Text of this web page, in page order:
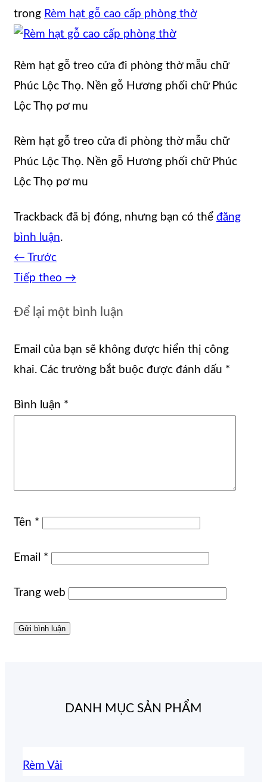
trong Rèm hạt gỗ cao cấp phòng thờ
Rèm hạt gỗ treo cửa đi phòng thờ mẫu chữ
Phúc Lộc Thọ. Nền gỗ Hương phối chữ Phúc
Lộc Thọ pơ mu
Rèm hạt gỗ treo cửa đi phòng thờ mẫu chữ
Phúc Lộc Thọ. Nền gỗ Hương phối chữ Phúc
Lộc Thọ pơ mu
Trackback đã bị đóng, nhưng bạn có thể đăng
bình luận.
← Trước
Tiếp theo →
Để lại một bình luận
Email của bạn sẽ không được hiển thị công
khai. Các trường bắt buộc được đánh dấu *
Bình luận *
Tên *
Email *
Trang web
DANH MỤC SẢN PHẨM
Rèm Vải